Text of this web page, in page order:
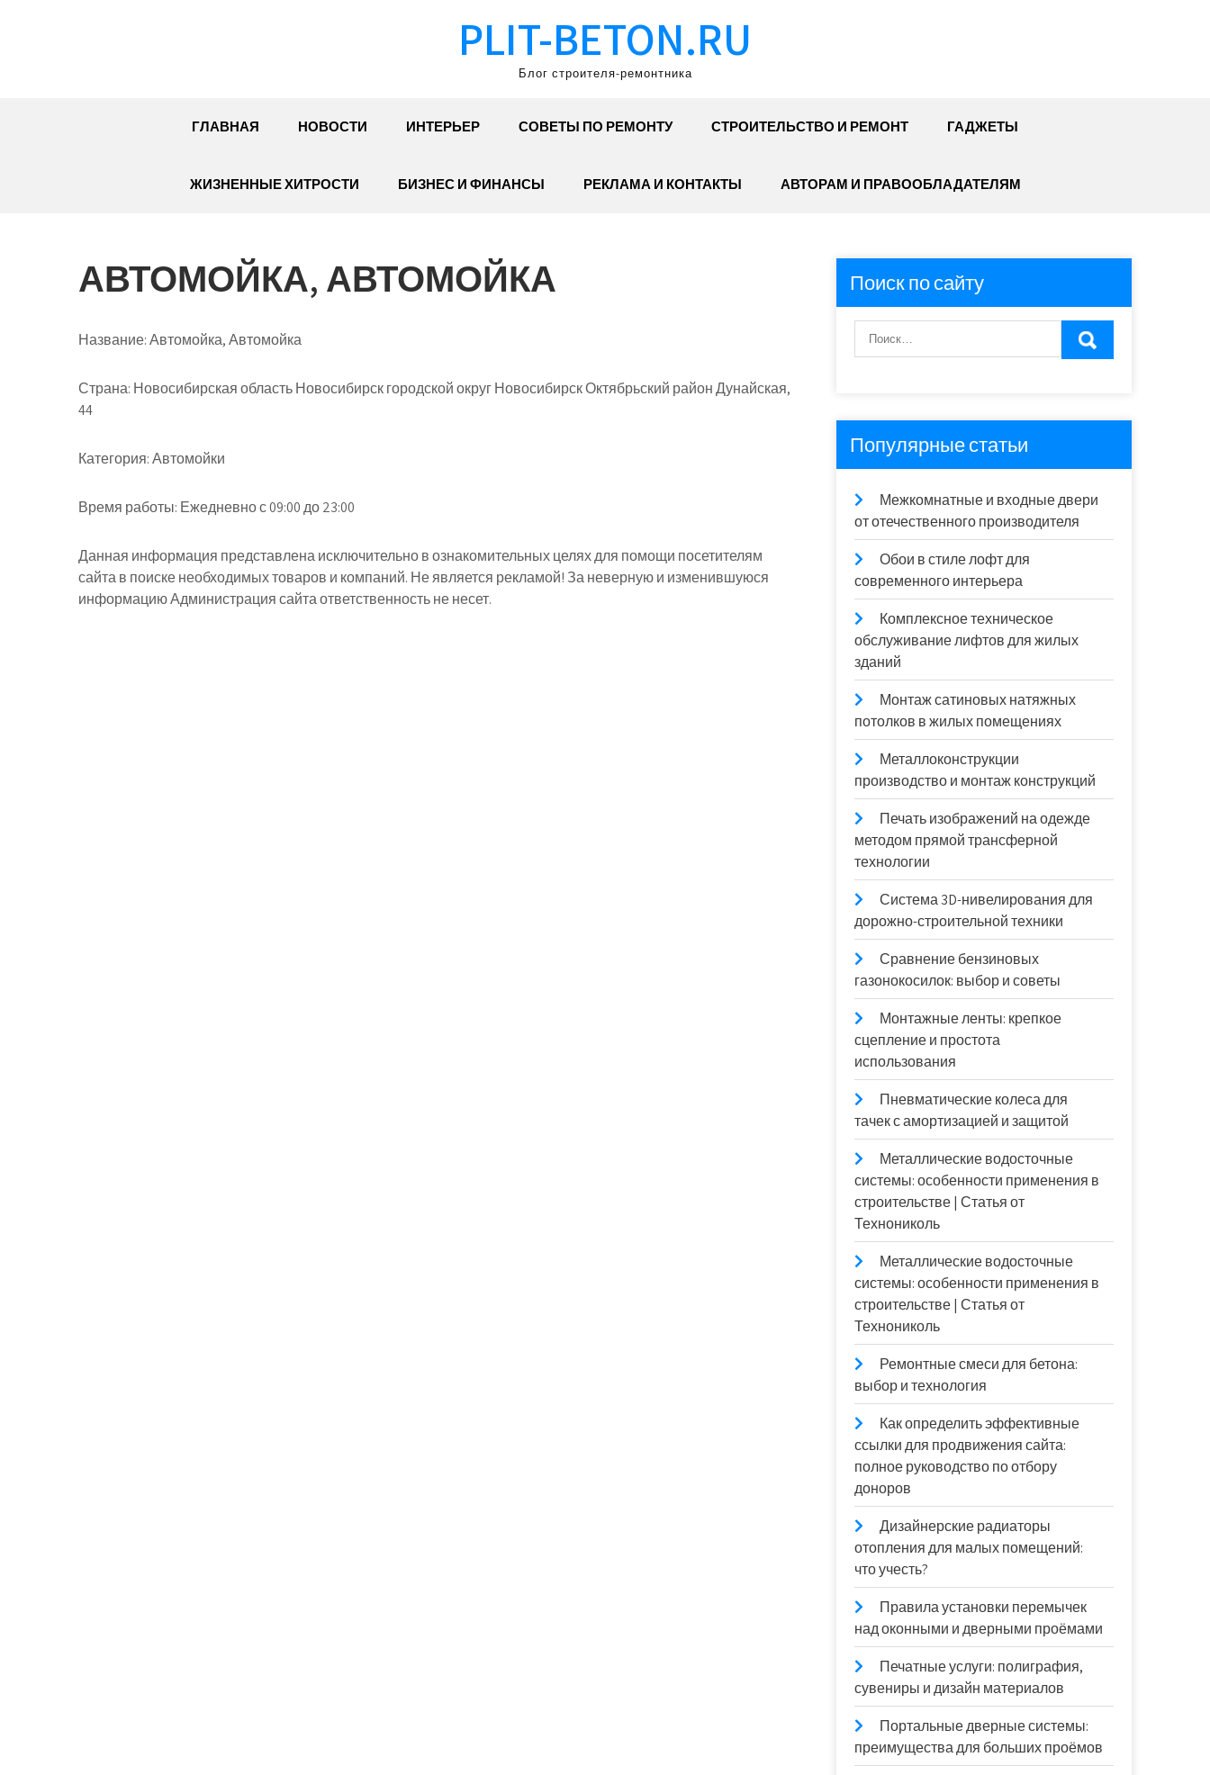
PLIT-BETON.RU
Блог строителя-ремонтника
ГЛАВНАЯ НОВОСТИ ИНТЕРЬЕР СОВЕТЫ ПО РЕМОНТУ СТРОИТЕЛЬСТВО И РЕМОНТ ГАДЖЕТЫ
ЖИЗНЕННЫЕ ХИТРОСТИ БИЗНЕС И ФИНАНСЫ РЕКЛАМА И КОНТАКТЫ АВТОРАМ И ПРАВООБЛАДАТЕЛЯМ
АВТОМОЙКА, АВТОМОЙКА
Название:Автомойка, Автомойка
Страна: Новосибирская область Новосибирск городской округ Новосибирск Октябрьский район Дунайская,
44
Категория:Автомойки
Время работы: Ежедневно с 09:00 до 23:00
Данная информация представлена исключительно в ознакомительных целях для помощи посетителям
сайта в поиске необходимых товаров и компаний. Не является рекламой! За неверную и изменившуюся
информацию Администрация сайта ответственность не несет.
Поиск по сайту
Популярные статьи
Межкомнатные и входные двери
от отечественного производителя
Обои в стиле лофт для
современного интерьера
Комплексное техническое
обслуживание лифтов для жилых
зданий
Монтаж сатиновых натяжных
потолков в жилых помещениях
Металлоконструкции
производство и монтаж конструкций
Печать изображений на одежде
методом прямой трансферной
технологии
Система 3D-нивелирования для
дорожно-строительной техники
Сравнение бензиновых
газонокосилок: выбор и советы
Монтажные ленты: крепкое
сцепление и простота
использования
Пневматические колеса для
тачек с амортизацией и защитой
Металлические водосточные
системы: особенности применения в
строительстве | Статья от
Технониколь
Металлические водосточные
системы: особенности применения в
строительстве | Статья от
Технониколь
Ремонтные смеси для бетона:
выбор и технология
Как определить эффективные
ссылки для продвижения сайта:
полное руководство по отбору
доноров
Дизайнерские радиаторы
отопления для малых помещений:
что учесть?
Правила установки перемычек
над оконными и дверными проёмами
Печатные услуги: полиграфия,
сувениры и дизайн материалов
Портальные дверные системы:
преимущества для больших проёмов